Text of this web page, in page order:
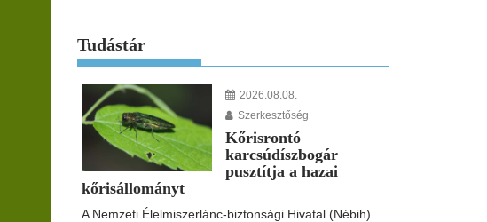
Tudástár
2026.08.08.
Szerkesztőség
Kőrisrontó
karcsúdíszbogár
pusztítja a hazai
kőrisállományt
A Nemzeti Élelmiszerlánc-biztonsági Hivatal (Nébih)